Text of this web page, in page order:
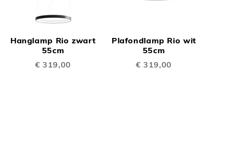
Hanglamp Rio zwart
55cm
€ 319,00
Plafondlamp Rio wit
55cm
€ 319,00